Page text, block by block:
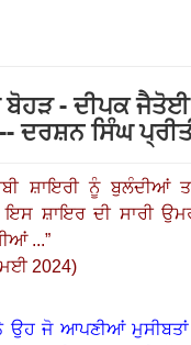
and no members online
ਇਸ ਹਫਤੇ
ਬੋਹੜ - ਦੀਪਕ
ਦਰਸ਼ਨ ਸਿੰਘ
ਸ਼ਾਇਰੀ ਨੂੰ ਬੁਲੰਦੀਆਂ
ਇਸ ਸ਼ਾਇਰ ਦੀ ਸਾਰੀ
...”
2024)
ਉਹ ਜੋ ਆਪਣੀਆਂ ਮੁਸੀਬਤਾਂ